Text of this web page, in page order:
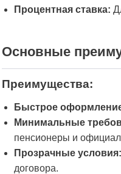
Процентная ставка:
Основные
Преимущества:
Быстрое
Минимальные
пенсионеры и
Прозрачные условия:
договора.